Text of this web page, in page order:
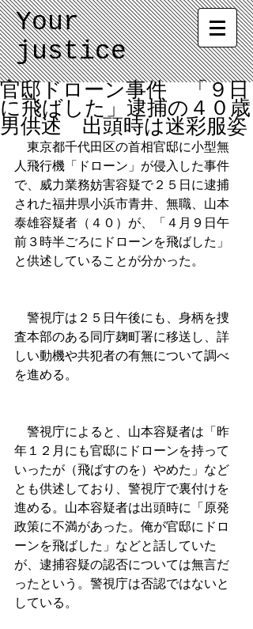
Your
justice
官邸ドローン事件 「９日
に飛ばした」逮捕の４０歳
男供述 出頭時は迷彩服姿
東京都千代田区の首相官邸に小型無
人飛行機「ドローン」が侵入した事件
で、威力業務妨害容疑で２５日に逮捕
された福井県小浜市青井、無職、山本
泰雄容疑者（４０）が、「４月９日午
前３時半ごろにドローンを飛ばした」
と供述していることが分かった。
警視庁は２５日午後にも、身柄を捜
査本部のある同庁麹町署に移送し、詳
しい動機や共犯者の有無について調べ
を進める。
警視庁によると、山本容疑者は「昨
年１２月にも官邸にドローンを持って
いったが（飛ばすのを）やめた」など
とも供述しており、警視庁で裏付けを
進める。山本容疑者は出頭時に「原発
政策に不満があった。俺が官邸にドロ
ーンを飛ばした」などと話していた
が、逮捕容疑の認否については無言だ
ったという。警視庁は否認ではないと
している。